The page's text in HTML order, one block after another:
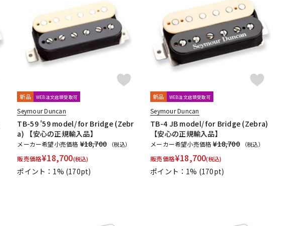
新品 WEB注文店頭受取可
Seymour Duncan
TB-59 '59 model/ for Bridge (Zebr
a) 【安心の正規輸入品】
メーカー希望小売価格 ¥18,700 （税込）
販売価格¥18,700(税込)
ポイント：1% (170pt)
新品 WEB注文店頭受取可
Seymour Duncan
TB-4 JB model/ for Bridge (Zebra)
【安心の正規輸入品】
メーカー希望小売価格¥18,700 （税込）
販売価格¥18,700(税込)
ポイント：1% (170pt)